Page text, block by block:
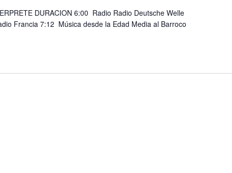
DURACION 6:00 Radio Radio Deutsche Welle
Francia 7:12 Música desde la Edad Media al Barroco